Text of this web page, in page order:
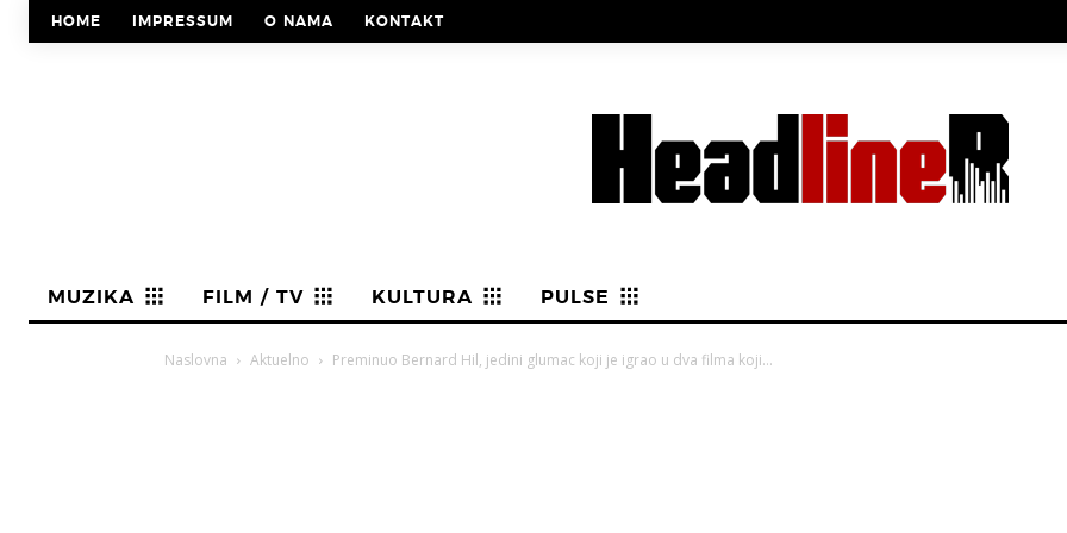
HOME IMPRESSUM O NAMA KONTAKT
MUZIKA FILM / TV KULTURA PULSE
Naslovna Aktuelno Preminuo Bernard Hil, jedini glumac koji je igrao u dva filma koji...